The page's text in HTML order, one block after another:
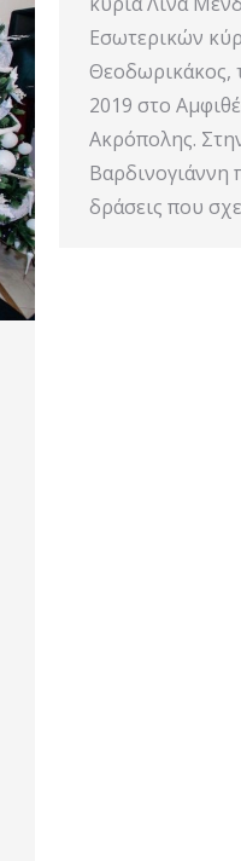
Εσωτερικών
Θεοδωρικάκος,
2019 στο
Ακρόπολης.
Βαρδινογιάννη
δράσεις που